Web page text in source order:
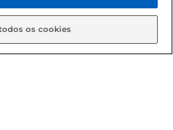
Todos os direitos
Gbarbosa.
os cookies